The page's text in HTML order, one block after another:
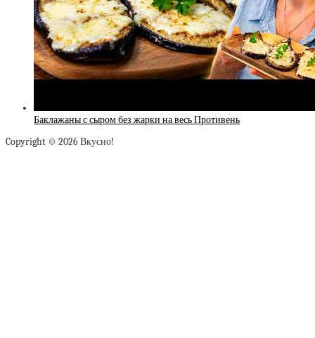
Баклажаны с сыром без жарки на весь Противень
Copyright © 2026 Вкусно!